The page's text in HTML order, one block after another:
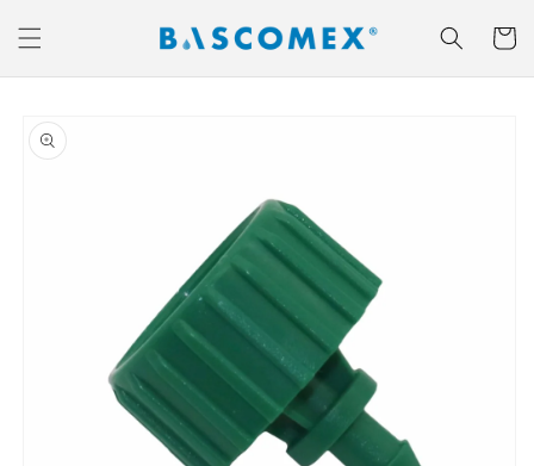
directamente
al contenido
Carrito
a la
información